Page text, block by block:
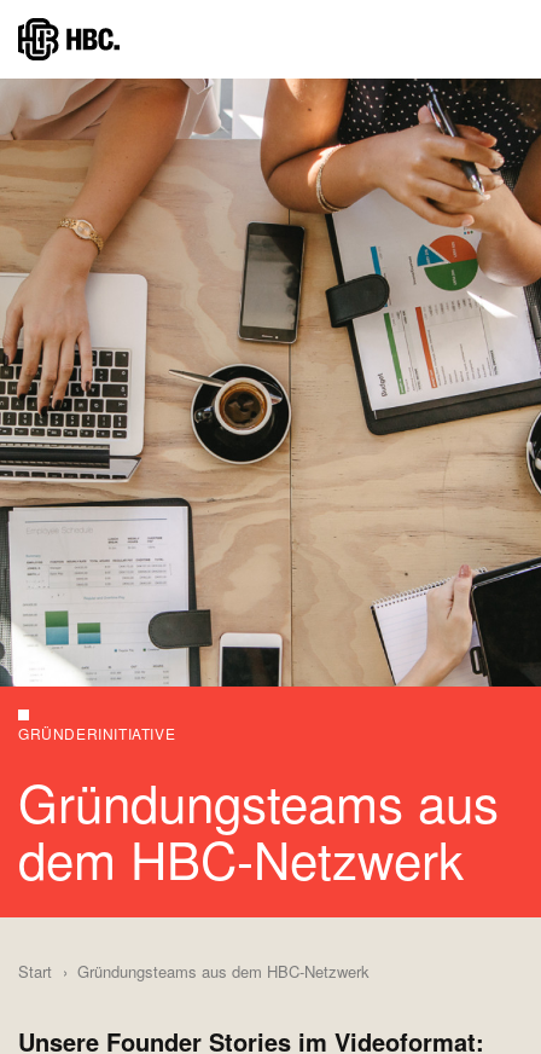
Direkt
zum
Inhalt
GRÜNDERINITIATIVE
Gründungsteams aus
dem HBC-Netzwerk
Start Gründungsteams aus dem HBC-Netzwerk
Unsere Founder Stories im Videoformat: